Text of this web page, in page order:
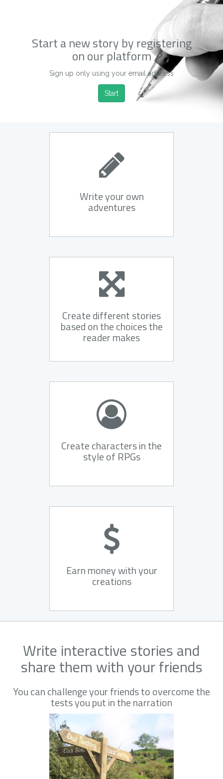
Start a new story by registering
on our platform
Sign up only using your email address
Start
Write your own
adventures
Create different stories
based on the choices the
reader makes
Create characters in the
style of RPGs
Earn money with your
creations
Write interactive stories and
share them with your friends
You can challenge your friends to overcome the
tests you put in the narration